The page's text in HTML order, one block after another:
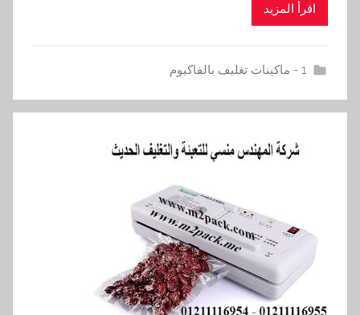
اقرأ المزيد
1 - ماكينات تغليف بالفاكيوم